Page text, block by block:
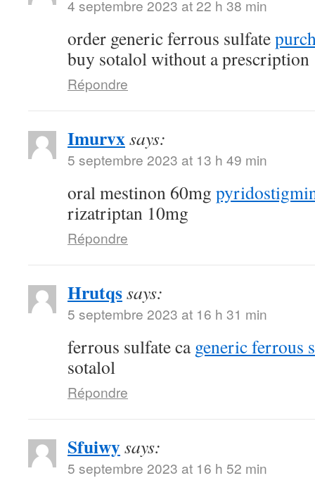
4 septembre 2023 at 22 h 38 min
order generic ferrous sulfate
buy sotalol without a prescription
Répondre
Imurvxsays:
5 septembre 2023 at 13 h 49 min
oral mestinon 60mg
rizatriptan 10mg
Répondre
Hrutqssays:
5 septembre 2023 at 16 h 31 min
ferrous sulfate cageneric ferrous
sotalol
Répondre
Sfuiwysays:
5 septembre 2023 at 16 h 52 min